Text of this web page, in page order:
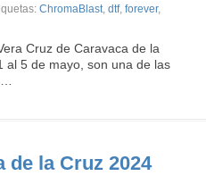
ChromaBlast, dtf, forever,
Cruz de Caravaca de la
al 5 de mayo, son una de las
de la Cruz 2024